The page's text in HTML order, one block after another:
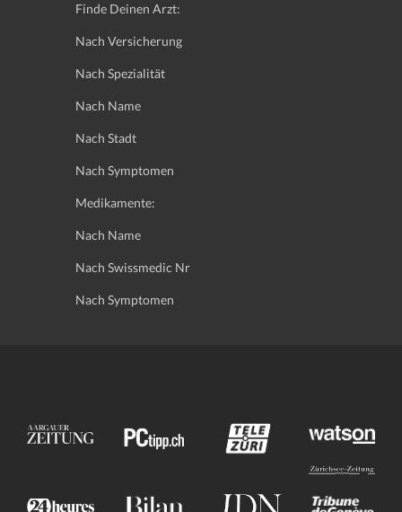
Finde Deinen Arzt:
Nach Versicherung
Nach Spezialität
Nach Name
Nach Stadt
Nach Symptomen
Medikamente:
Nach Name
Nach Swissmedic Nr
Nach Symptomen